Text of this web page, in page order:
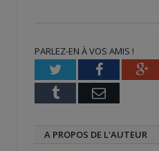
fenêtre) fenêtre) nouvelle
fenêtre)
PARLEZ-EN À VOS AMIS !
TwitterFacebook
Tumblr Email
A PROPOS DE L'AUTEUR